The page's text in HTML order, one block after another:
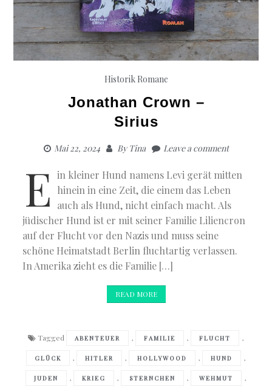
Historik Romane
Jonathan Crown –
Sirius
Mai 22, 2024 ByTina Leave a comment
E in kleiner Hund namens Levi gerät mitten
hinein in eine Zeit, die einem das Leben
auch als Hund, nicht einfach macht. Als
jüdischer Hund ist er mit seiner Familie Liliencron
auf der Flucht vor den Nazis und muss seine
schöne Heimatstadt Berlin fluchtartig verlassen.
In Amerika zieht es die Familie […]
READ MORE
Tagged ABENTEUER , FAMILIE , FLUCHT ,
GLÜCK , HITLER , HOLLYWOOD , HUND ,
JUDEN , KRIEG , STERNCHEN , WEHMUT ,